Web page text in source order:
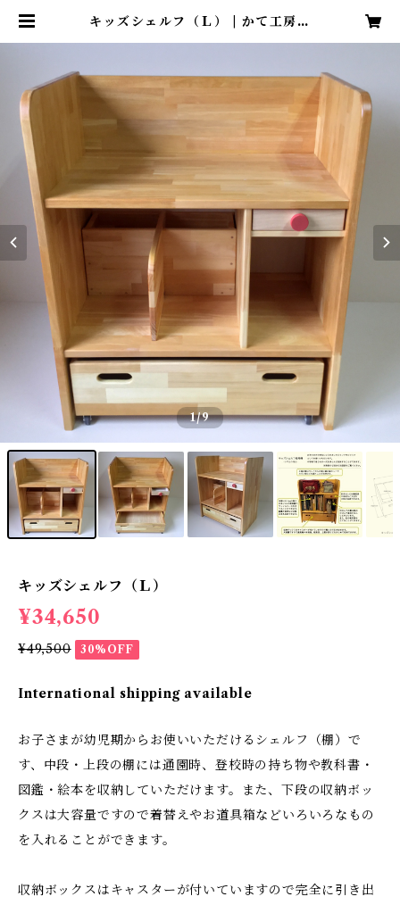
キッズシェルフ（Ｌ） | かて工房の
1/9
キッズシェルフ（Ｌ）
¥34,650
¥49,500 30%OFF
International shipping available
お子さまが幼児期からお使いいただけるシェルフ（棚）で
す、中段・上段の棚には通園時、登校時の持ち物や教科書・
図鑑・絵本を収納していただけます。また、下段の収納ボッ
クスは大容量ですので着替えやお道具箱などいろいろなもの
を入れることができます。
収納ボックスはキャスターが付いていますので完全に引き出